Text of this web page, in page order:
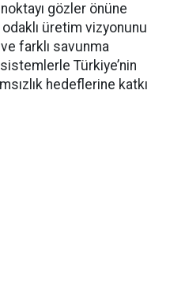
gözler önüne
üretim vizyonunu
farklı savunma
Türkiye’nin
hedeflerine katkı